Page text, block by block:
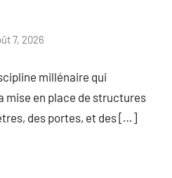
7, 2026
millénaire qui
mise en place de structures
des portes, et des […]